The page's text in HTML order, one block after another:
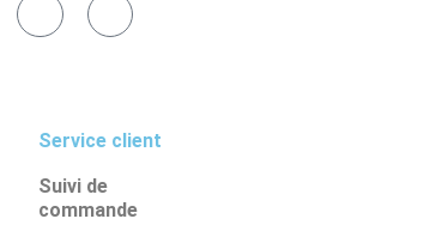
Service client
Suivi de
commande